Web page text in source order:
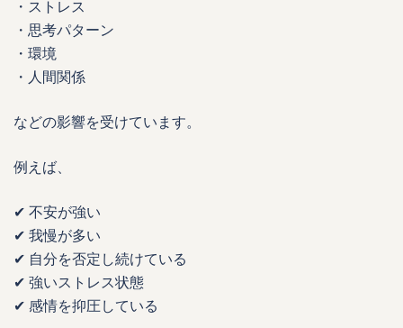
・ストレス
・思考パターン
・環境
・人間関係
などの影響を受けています。
例えば、
✔ 不安が強い
✔ 我慢が多い
✔ 自分を否定し続けている
✔ 強いストレス状態
✔ 感情を抑圧している